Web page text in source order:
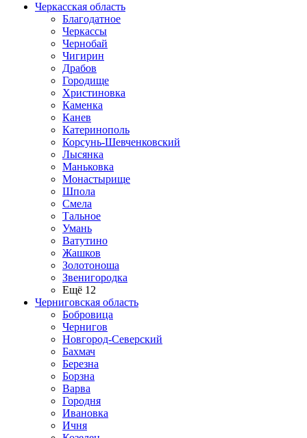
Черкасская область
Благодатное
Черкассы
Чернобай
Чигирин
Драбов
Городище
Христиновка
Каменка
Канев
Катеринополь
Корсунь-Шевченковский
Лысянка
Маньковка
Монастырище
Шпола
Смела
Тальное
Умань
Ватутино
Жашков
Золотоноша
Звенигородка
Ещё 12
Черниговская область
Бобровица
Чернигов
Новгород-Северский
Бахмач
Березна
Борзна
Варва
Городня
Ивановка
Ичня